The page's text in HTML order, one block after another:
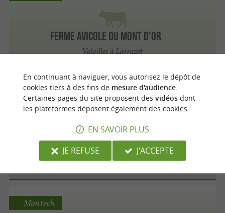
Ferme Avicole du Mont d'Or
Volailles à Larrazet
Micouleau
Jambons, Charcuterie à Beaumont-de-
Lomagne
Beaumont-de-Lomagne
Montech
En continuant à naviguer, vous autorisez le dépôt de
cookies tiers à des fins de mesure d'audience.
Certaines pages du site proposent des vidéosdont
les plateformes déposent également des cookies.
EN SAVOIR PLUS
JE REFUSE
J'ACCEPTE